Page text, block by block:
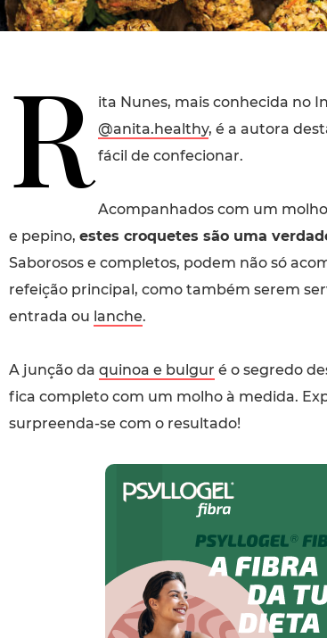
R ita Nunes, mais conhecida no
@anita.healthy, é a autora
fácil de confecionar.
Acompanhados com um
e pepino, estes croquetes são uma
Saborosos e completos, podem não só
refeição principal, como também serem
entrada ou lanche.
A junção da quinoa e bulgur é o segredo
fica completo com um molho à medida.
surpreenda-se com o resultado!